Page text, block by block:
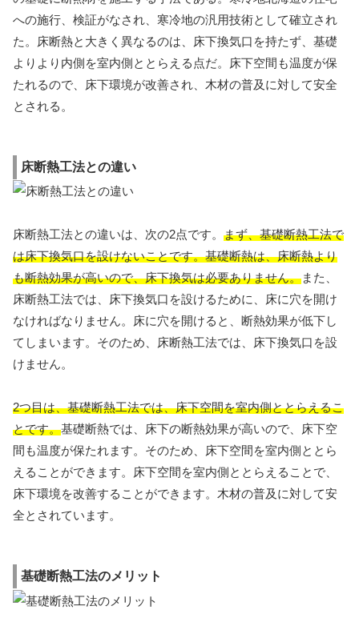
への施行、検証がなされ、寒冷地の汎用技術として確立され
た。床断熱と大きく異なるのは、床下換気口を持たず、基礎
よりより内側を室内側ととらえる点だ。床下空間も温度が保
たれるので、床下環境が改善され、木材の普及に対して安全
とされる。
床断熱工法との違い
床断熱工法との違いは、次の2点です。 まず、基礎断熱工法で
は床下換気口を設けないことです。基礎断熱は、床断熱より
も断熱効果が高いので、床下換気は必要ありません。また、
床断熱工法では、床下換気口を設けるために、床に穴を開け
なければなりません。床に穴を開けると、断熱効果が低下し
てしまいます。そのため、床断熱工法では、床下換気口を設
けません。
2つ目は、基礎断熱工法では、床下空間を室内側ととらえるこ
とです。基礎断熱では、床下の断熱効果が高いので、床下空
間も温度が保たれます。そのため、床下空間を室内側ととら
えることができます。床下空間を室内側ととらえることで、
床下環境を改善することができます。木材の普及に対して安
全とされています。
基礎断熱工法のメリット